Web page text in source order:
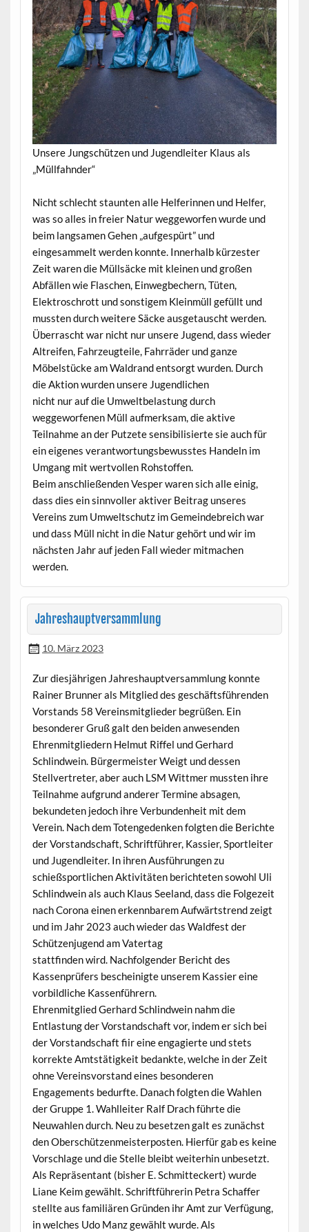
Unsere Jungschützen und Jugendleiter Klaus als
„Müllfahnder“
Nicht schlecht staunten alle Helferinnen und Helfer,
was so alles in freier Natur weggeworfen wurde und
beim langsamen Gehen „aufgespürt” und
eingesammelt werden konnte. Innerhalb kürzester
Zeit waren die Müllsäcke mit kleinen und großen
Abfällen wie Flaschen, Einwegbechern, Tüten,
Elektroschrott und sonstigem Kleinmüll gefüllt und
mussten durch weitere Säcke ausgetauscht werden.
Überrascht war nicht nur unsere Jugend, dass wieder
Altreifen, Fahrzeugteile, Fahrräder und ganze
Möbelstücke am Waldrand entsorgt wurden. Durch
die Aktion wurden unsere Jugendlichen
nicht nur auf die Umweltbelastung durch
weggeworfenen Müll aufmerksam, die aktive
Teilnahme an der Putzete sensibilisierte sie auch für
ein eigenes verantwortungsbewusstes Handeln im
Umgang mit wertvollen Rohstoffen.
Beim anschließenden Vesper waren sich alle einig,
dass dies ein sinnvoller aktiver Beitrag unseres
Vereins zum Umweltschutz im Gemeindebreich war
und dass Müll nicht in die Natur gehört und wir im
nächsten Jahr auf jeden Fall wieder mitmachen
werden.
Jahreshauptversammlung
10. März 2023
Zur diesjährigen Jahreshauptversammlung konnte
Rainer Brunner als Mitglied des geschäftsführenden
Vorstands 58 Vereinsmitglieder begrüßen. Ein
besonderer Gruß galt den beiden anwesenden
Ehrenmitgliedern Helmut Riffel und Gerhard
Schlindwein. Bürgermeister Weigt und dessen
Stellvertreter, aber auch LSM Wittmer mussten ihre
Teilnahme aufgrund anderer Termine absagen,
bekundeten jedoch ihre Verbundenheit mit dem
Verein. Nach dem Totengedenken folgten die Berichte
der Vorstandschaft, Schriftführer, Kassier, Sportleiter
und Jugendleiter. In ihren Ausführungen zu
schießsportlichen Aktivitäten berichteten sowohl Uli
Schlindwein als auch Klaus Seeland, dass die Folgezeit
nach Corona einen erkennbarem Aufwärtstrend zeigt
und im Jahr 2023 auch wieder das Waldfest der
Schützenjugend am Vatertag
stattfinden wird. Nachfolgender Bericht des
Kassenprüfers bescheinigte unserem Kassier eine
vorbildliche Kassenführern.
Ehrenmitglied Gerhard Schlindwein nahm die
Entlastung der Vorstandschaft vor, indem er sich bei
der Vorstandschaft fiir eine engagierte und stets
korrekte Amtstätigkeit bedankte, welche in der Zeit
ohne Vereinsvorstand eines besonderen
Engagements bedurfte. Danach folgten die Wahlen
der Gruppe 1. Wahlleiter Ralf Drach führte die
Neuwahlen durch. Neu zu besetzen galt es zunächst
den Oberschützenmeisterposten. Hierfür gab es keine
Vorschlage und die Stelle bleibt weiterhin unbesetzt.
Als Repräsentant (bisher E. Schmitteckert) wurde
Liane Keim gewählt. Schriftführerin Petra Schaffer
stellte aus familiären Gründen ihr Amt zur Verfügung,
in welches Udo Manz gewählt wurde. Als